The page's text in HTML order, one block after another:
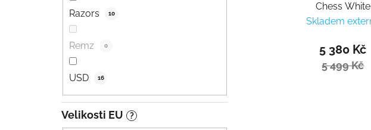
Razors 10
Remz 0
USD 16
Velikosti EU ?
Chess White
Skladem
5 380 Kč
5 499 Kč